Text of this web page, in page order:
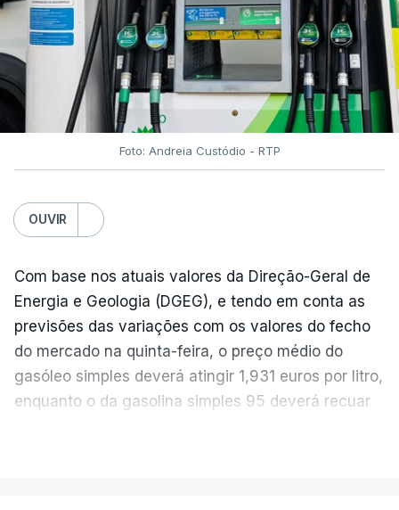
Foto: Andreia Custódio - RTP
OUVIR
Com base nos atuais valores da Direção-Geral de
Energia e Geologia (DGEG), e tendo em conta as
previsões das variações com os valores do fecho
do mercado na quinta-feira, o preço médio do
gasóleo simples deverá atingir 1,931 euros por litro,
enquanto o da gasolina simples 95 deverá recuar